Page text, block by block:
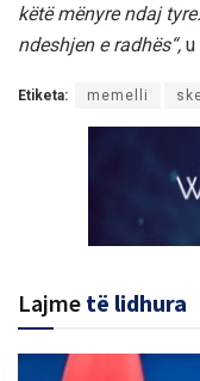
këtë mënyre ndaj
ndeshjen e radhës“, u
Etiketa: memelli
Lajme të lidhura